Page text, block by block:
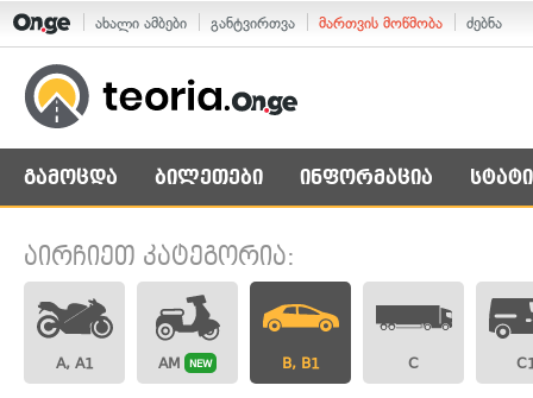
ახალი ამბები განტვირთვა მართვის მოწმობა ძებნა
გამოცდა ბილეთები ინფორმაცია
აირჩიეთ კატეგორია:
A, A1 AM NEW B, B1 C